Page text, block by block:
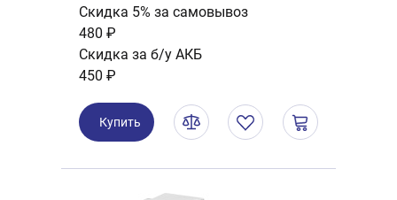
Скидка 5% за самовывоз
480 ₽
Скидка за б/у АКБ
450 ₽
Купить